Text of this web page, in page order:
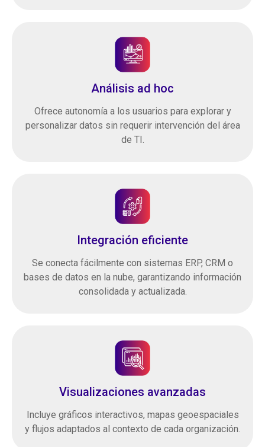
Análisis ad hoc
Ofrece autonomía a los usuarios para explorar y
personalizar datos sin requerir intervención del área
de TI.
Integración eficiente
Se conecta fácilmente con sistemas ERP, CRM o
bases de datos en la nube, garantizando información
consolidada y actualizada.
Visualizaciones avanzadas
Incluye gráficos interactivos, mapas geoespaciales
y flujos adaptados al contexto de cada organización.